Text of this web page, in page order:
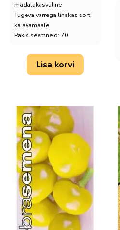
madalakasvuline
Tugeva varrega lihakas sort,
ka avamaale
Pakis seemneid: 70
Lisa korvi